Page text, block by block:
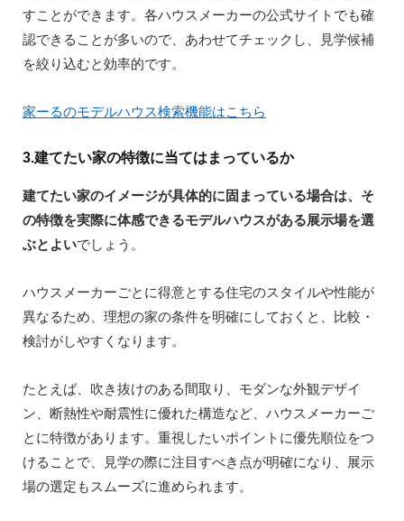
すことができます。各ハウスメーカーの公式サイトでも確
認できることが多いので、あわせてチェックし、見学候補
を絞り込むと効率的です。
家ーるのモデルハウス検索機能はこちら
3.建てたい家の特徴に当てはまっているか
建てたい家のイメージが具体的に固まっている場合は、そ
の特徴を実際に体感できるモデルハウスがある展示場を選
ぶとよいでしょう。
ハウスメーカーごとに得意とする住宅のスタイルや性能が
異なるため、理想の家の条件を明確にしておくと、比較・
検討がしやすくなります。
たとえば、吹き抜けのある間取り、モダンな外観デザイ
ン、断熱性や耐震性に優れた構造など、ハウスメーカーご
とに特徴があります。重視したいポイントに優先順位をつ
けることで、見学の際に注目すべき点が明確になり、展示
場の選定もスムーズに進められます。